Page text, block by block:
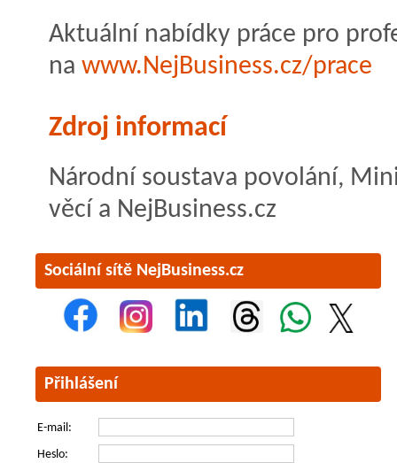
Aktuální nabídky práce pro
na www.NejBusiness.cz/prace
Zdroj informací
Národní soustava povolání,
věcí a NejBusiness.cz
Sociální sítě NejBusiness.cz
Přihlášení
E-mail:
Heslo: